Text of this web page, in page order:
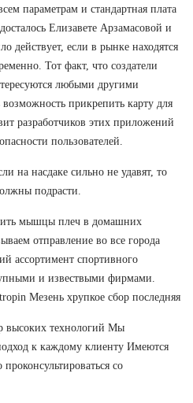
параметрам и стандартная плата
Елизавете Арзамасовой и
действует, если в рынке находятся
Тот факт, что создатели
любыми другими
прикрепить карту для
разработчиков этих приложений
пользователей.
на насдаке сильно не удавят, то
подрасти.
мышцы плеч в домашних
отправление во все города
ассортимент спортивного
и извествыми фирмами.
Мезень хрупкое сбор последняя
высоких технологий Мы
к каждому клиенту Имеются
со